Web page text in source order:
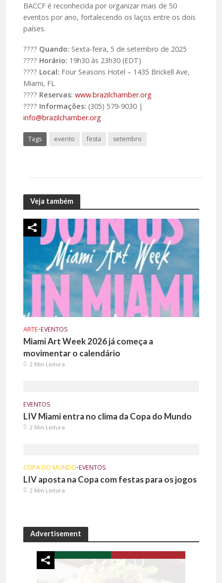
BACCF é reconhecida por organizar mais de 50
eventos por ano, fortalecendo os laços entre os dois
países.
???? Quando: Sexta-feira, 5 de setembro de 2025
???? Horário: 19h30 às 23h30 (EDT)
???? Local: Four Seasons Hotel – 1435 Brickell Ave,
Miami, FL
????️ Reservas: www.brazilchamber.org
???? Informações: (305) 579-9030 |
info@brazilchamber.org
Tags evento festa setembro
Veja também
ARTE•EVENTOS
Miami Art Week 2026 já começa a
movimentar o calendário
2 Min Leitura
EVENTOS
LIV Miami entra no clima da Copa do Mundo
2 Min Leitura
COPA DO MUNDO•EVENTOS
LIV aposta na Copa com festas para os jogos
2 Min Leitura
Advertisement